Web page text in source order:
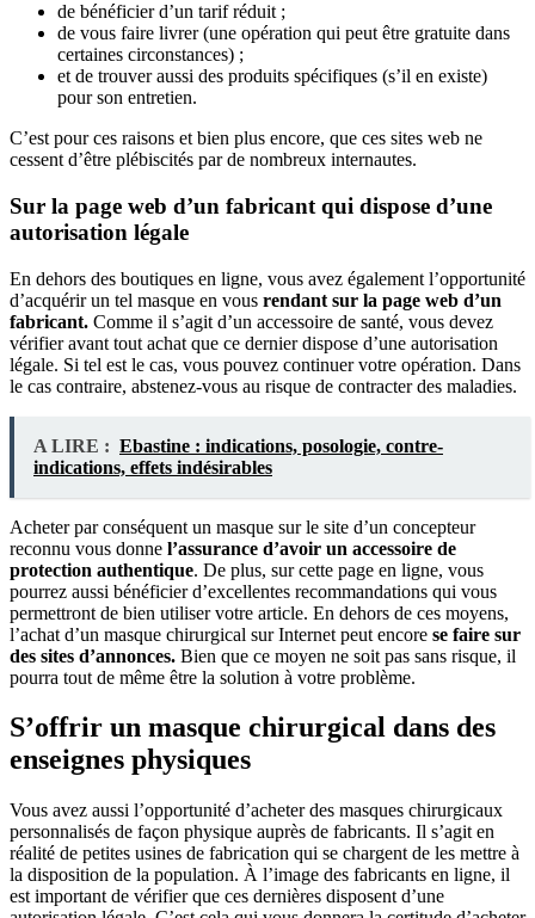
de bénéficier d’un tarif réduit ;
de vous faire livrer (une opération qui peut être gratuite dans
certaines circonstances) ;
et de trouver aussi des produits spécifiques (s’il en existe)
pour son entretien.
C’est pour ces raisons et bien plus encore, que ces sites web ne
cessent d’être plébiscités par de nombreux internautes.
Sur la page web d’un fabricant qui dispose d’une
autorisation légale
En dehors des boutiques en ligne, vous avez également l’opportunité
d’acquérir un tel masque en vous rendant sur la page web d’un
fabricant. Comme il s’agit d’un accessoire de santé, vous devez
vérifier avant tout achat que ce dernier dispose d’une autorisation
légale. Si tel est le cas, vous pouvez continuer votre opération. Dans
le cas contraire, abstenez-vous au risque de contracter des maladies.
A LIRE : Ebastine : indications, posologie, contre-
indications, effets indésirables
Acheter par conséquent un masque sur le site d’un concepteur
reconnu vous donne l’assurance d’avoir un accessoire de
protection authentique. De plus, sur cette page en ligne, vous
pourrez aussi bénéficier d’excellentes recommandations qui vous
permettront de bien utiliser votre article. En dehors de ces moyens,
l’achat d’un masque chirurgical sur Internet peut encore se faire sur
des sites d’annonces. Bien que ce moyen ne soit pas sans risque, il
pourra tout de même être la solution à votre problème.
S’offrir un masque chirurgical dans des
enseignes physiques
Vous avez aussi l’opportunité d’acheter des masques chirurgicaux
personnalisés de façon physique auprès de fabricants. Il s’agit en
réalité de petites usines de fabrication qui se chargent de les mettre à
la disposition de la population. À l’image des fabricants en ligne, il
est important de vérifier que ces dernières disposent d’une